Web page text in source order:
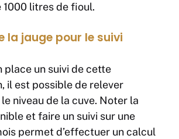
1000 litres de fioul.
la jauge pour le suivi
place un suivi de cette
il est possible de relever
niveau de la cuve. Noter la
et faire un suivi sur une
permet d’effectuer un calcul